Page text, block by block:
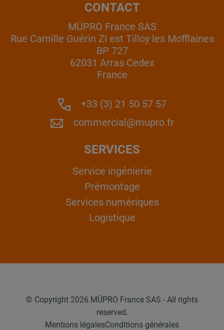
CONTACT
MÜPRO France SAS
Rue Camille Guérin ZI est Tilloy les Mofflaines
BP 727
62031 Arras Cedex
France
+33 (3) 21 50 57 57
commercial@mupro.fr
SERVICES
Service ingénierie
Prémontage
Services numériques
Logistique
© Copyright 2026 MÜPRO France SAS - All rights
reserved.
Mentions légalesConditions générales